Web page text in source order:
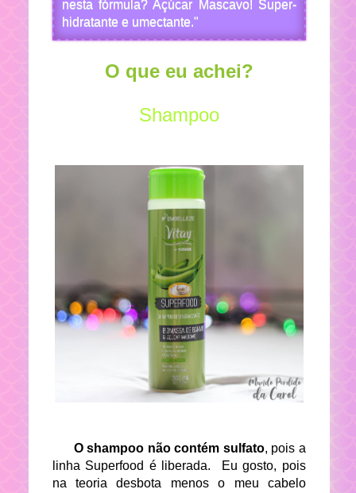
nesta fórmula? Açúcar Mascavo! Super-
hidratante e umectante."
O que eu achei?
Shampoo
O shampoo não contém sulfato, pois a
linha Superfood é liberada. Eu gosto, pois
na teoria desbota menos o meu cabelo